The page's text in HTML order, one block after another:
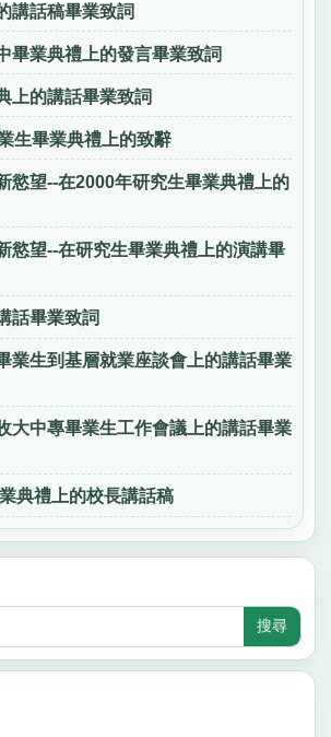
講話稿畢業致詞
畢業典禮上的發言畢業致詞
上的講話畢業致詞
生畢業典禮上的致辭
慾望--在2000年研究生畢業典禮上的
慾望--在研究生畢業典禮上的演講畢
話畢業致詞
業生到基層就業座談會上的講話畢業
大中專畢業生工作會議上的講話畢業
典禮上的校長講話稿